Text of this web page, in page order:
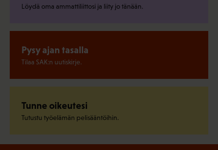
Löydä oma ammattiliittosi ja liity jo tänään.
Pysy ajan tasalla
Tilaa SAK:n uutiskirje.
Tunne oikeutesi
Tutustu työelämän pelisääntöihin.